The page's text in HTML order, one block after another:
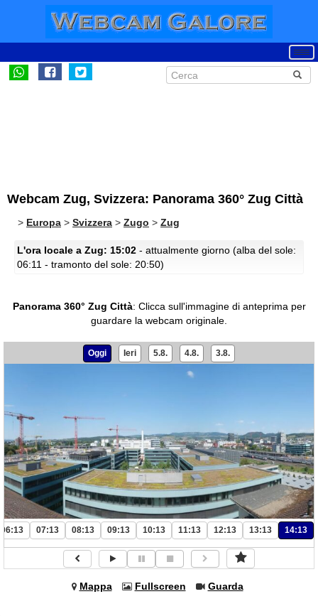
Webcam Zug, Svizzera: Panorama 360° Zug Città
> Europa > Svizzera > Zugo > Zug
L'ora locale a Zug: 15:02 - attualmente giorno (alba del sole:
06:11 - tramonto del sole: 20:50)
Panorama 360° Zug Città: Clicca sull'immagine di anteprima per
guardare la webcam originale.
Oggi Ieri 5.8. 4.8. 3.8.
06:13 07:13 08:13 09:13 10:13 11:13 12:13 13:13 14:13
Mappa Fullscreen Guarda